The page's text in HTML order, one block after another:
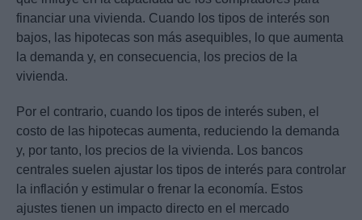
financiar una vivienda. Cuando los tipos de interés son
bajos, las hipotecas son más asequibles, lo que aumenta
la demanda y, en consecuencia, los precios de la
vivienda.
Por el contrario, cuando los tipos de interés suben, el
costo de las hipotecas aumenta, reduciendo la demanda
y, por tanto, los precios de la vivienda. Los bancos
centrales suelen ajustar los tipos de interés para controlar
la inflación y estimular o frenar la economía. Estos
ajustes tienen un impacto directo en el mercado